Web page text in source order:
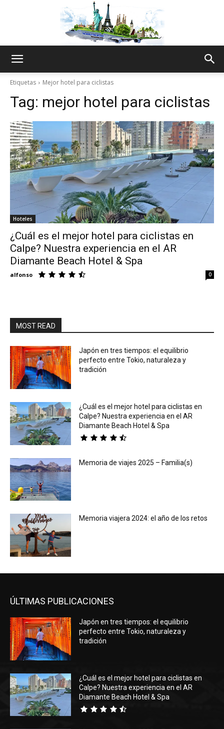
World
Thru
My
Eyes
Etiquetas Mejor hotel para ciclistas
Tag: mejor hotel para ciclistas
Hoteles
¿Cuál es el mejor hotel para ciclistas en
Calpe? Nuestra experiencia en el AR
Diamante Beach Hotel & Spa
alfonso 0
MOST READ
Japón en tres tiempos: el equilibrio
perfecto entre Tokio, naturaleza y
tradición
¿Cuál es el mejor hotel para ciclistas en
Calpe? Nuestra experiencia en el AR
Diamante Beach Hotel & Spa
Memoria de viajes 2025 – Familia(s)
Memoria viajera 2024: el año de los retos
ÚLTIMAS PUBLICACIONES
Japón en tres tiempos: el equilibrio
perfecto entre Tokio, naturaleza y
tradición
¿Cuál es el mejor hotel para ciclistas en
Calpe? Nuestra experiencia en el AR
Diamante Beach Hotel & Spa